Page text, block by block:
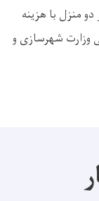
۷۵۰ متر مربع در دو منزل با هزینه
وزارت شهرسازی و